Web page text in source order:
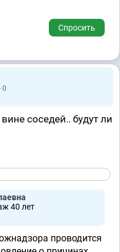
Спросить
0
соседей.. будут ли
40 лет
проводится